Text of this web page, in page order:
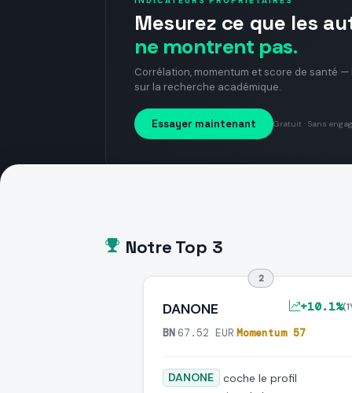
Mesurez ce que les
ne montrent pas.
Corrélation, momentum et score de santé —
sur la recherche académique.
Essayer maintenant Gratuit · Sans
Notre Top 3
2
DANONE +10.1%
BN 67.52 EUR Momentum 57
DANONE
coche le profil